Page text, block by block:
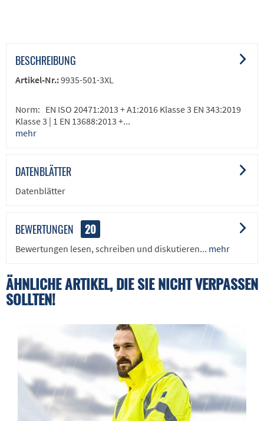
BESCHREIBUNG
Artikel-Nr.:9935-501-3XL
Norm: EN ISO 20471:2013 + A1:2016 Klasse 3 EN 343:2019
Klasse 3 | 1 EN 13688:2013 +...
mehr
DATENBLÄTTER
Datenblätter
BEWERTUNGEN 20
Bewertungen lesen, schreiben und diskutieren... mehr
ÄHNLICHE ARTIKEL, DIE SIE NICHT VERPASSEN
SOLLTEN!